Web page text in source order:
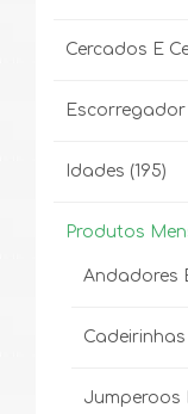
Cercados E
Escorregador
Idades (195)
Produtos
Andadores
Jumperoos